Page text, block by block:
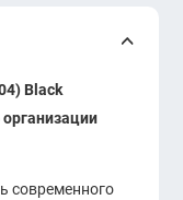
Black
современного